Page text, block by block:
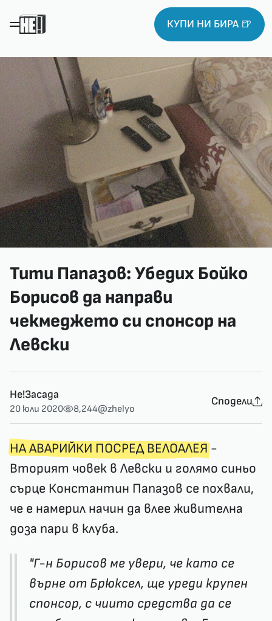
КУПИ НИ БИРА 🍺
Тити Папазов: Убедих Бойко
Борисов да направи
чекмеджето си спонсор на
Левски
Не!Засада
20 юли 2020 8,244@zhelyo
Сподели
НА АВАРИЙКИ ПОСРЕД ВЕЛОАЛЕЯ-
Вторият човек в Левски и голямо синьо
сърце Константин Папазов се похвали,
че е намерил начин да влее живителна
доза пари в клуба.
"Г-н Борисов ме увери, че като се
върне от Брюксел, ще уреди крупен
спонсор, с чиито средства да се